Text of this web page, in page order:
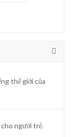
thế giới của
người trẻ.